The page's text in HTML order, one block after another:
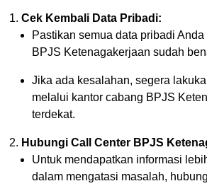
Cek Kembali Data Pribadi:
Pastikan semua data pribadi
BPJS Ketenagakerjaan sudah
Jika ada kesalahan, segera
melalui kantor cabang BPJS
terdekat.
Hubungi Call Center BPJS
Untuk mendapatkan informasi
dalam mengatasi masalah,